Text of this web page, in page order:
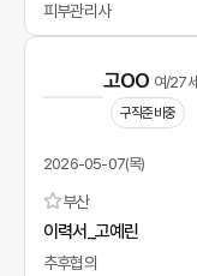
피부관리사
고OO 여/27세
구직준비중
2026-05-07(목)
부산
이력서_고예린
추후협의